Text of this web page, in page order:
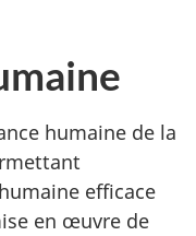
humaine de la
efficace
en œuvre de